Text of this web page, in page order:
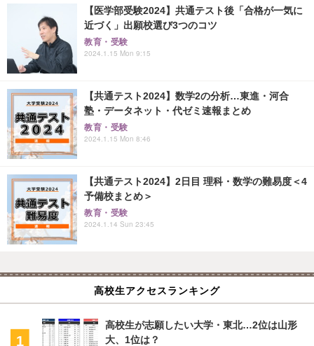
【医学部受験2024】共通テスト後「合格が一気に
近づく」出願校選び3つのコツ
教育・受験
2024.1.15 Mon 9:15
【共通テスト2024】数学2の分析…東進・河合
塾・データネット・代ゼミ速報まとめ
教育・受験
2024.1.15 Mon 8:46
【共通テスト2024】2日目 理科・数学の難易度＜4
予備校まとめ＞
教育・受験
2024.1.14 Sun 23:45
高校生アクセスランキング
高校生が志願したい大学・東北…2位は山形
大、1位は？